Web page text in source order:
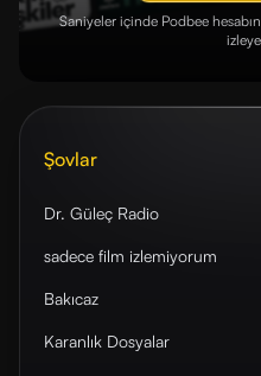
Saniyeler içinde Podbee
Şovlar
Dr. Güleç Radio
sadece film izlemiyorum
Bakıcaz
Karanlık Dosyalar